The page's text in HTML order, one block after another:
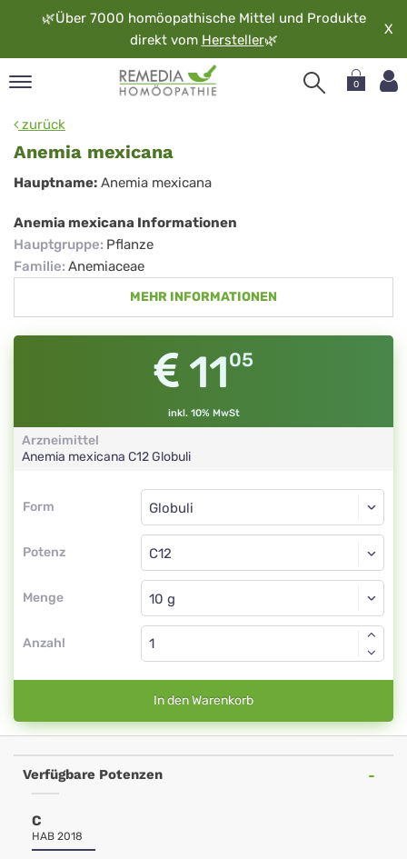
🌿Über 7000 homöopathische Mittel und Produkte
direkt vom Hersteller🌿
X
0
zurück
Anemia mexicana
Anemia
mexicana
Hauptname: Anemia mexicana
Anemia mexicana Informationen
Hauptgruppe: Pflanze
Familie: Anemiaceae
MEHR INFORMATIONEN
1105
inkl. 10% MwSt
Arzneimittel
Anemia mexicana C12Globuli
Form
Form
Potenz
Globuli
C12
Menge
Globuli
Anzahl
In den Warenkorb
Verfügbare Potenzen
C
HAB 2018